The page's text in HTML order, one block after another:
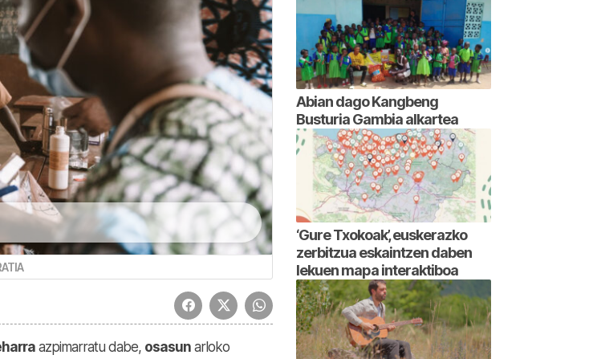
azpimarratu dabe, osasun arloko
Abian dago Kangbeng
Busturia Gambia alkartea
‘Gure Txokoak’, euskerazko
zerbitzua eskaintzen daben
lekuen mapa interaktiboa